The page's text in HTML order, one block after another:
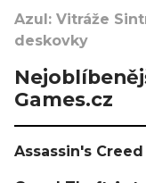
Azul: Vitráže
deskovky
Games.cz
Assassin's Creed